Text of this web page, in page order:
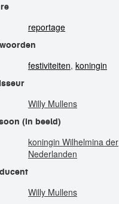
reportage
festiviteiten, koningin
Willy Mullens
(in beeld)
koningin Wilhelmina der
Nederlanden
Willy Mullens